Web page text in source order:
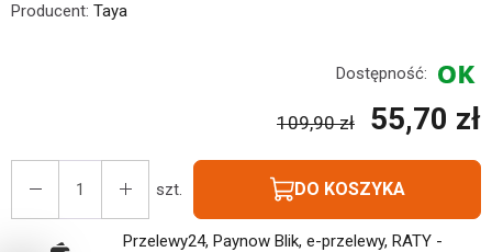
Producent: Taya
Dostępność:
109,90 zł 55,70 zł
szt. DO KOSZYKA
Przelewy24, Paynow Blik, e-przelewy, RATY -